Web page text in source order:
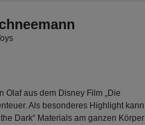
Olaf aus dem Disney Film „Die
Als besonderes Highlight kann
Dark“ Materials am ganzen Körper